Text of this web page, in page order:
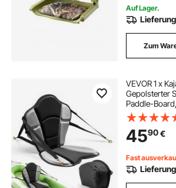
Auf Lager.
Zum
VEVOR 1 x
Gepolsterter
Paddle-
Rückenlehne
Verstellbaren
Angelboot
Ruderboot
4590€
Fast